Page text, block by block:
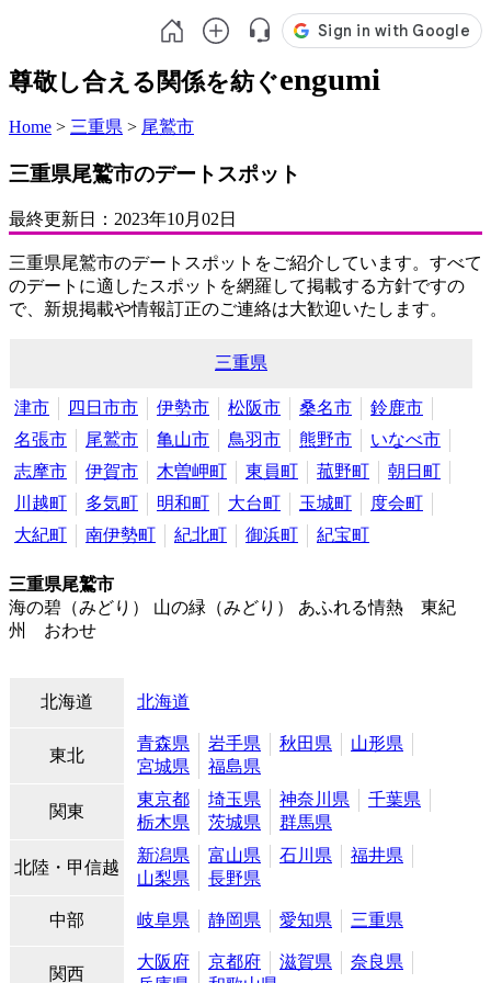
尊敬し合える関係を紡ぐengumi
Home > 三重県 > 尾鷲市
三重県尾鷲市のデートスポット
最終更新日： 2023年10月02日
三重県尾鷲市のデートスポットをご紹介しています。すべて
のデートに適したスポットを網羅して掲載する方針ですの
で、新規掲載や情報訂正のご連絡は大歓迎いたします。
三重県
津市 四日市市 伊勢市 松阪市 桑名市
鈴鹿市
名張市
尾鷲市 亀山市 鳥羽市 熊野市
いなべ市
志摩市
伊賀市 木曽岬町 東員町 菰野町
朝日町
川越町
多気町 明和町 大台町 玉城町
度会町
大紀町
南伊勢町 紀北町 御浜町 紀宝町
三重県尾鷲市
海の碧（みどり） 山の緑（みどり） あふれる情熱 東紀
州 おわせ
北海道 北海道
東北
青森県 岩手県 秋田県
山形県
宮城県
福島県
関東
東京都 埼玉県 神奈川県
千葉県
栃木県
茨城県 群馬県
北陸・甲信越
新潟県 富山県 石川県
福井県
山梨県
長野県
中部 岐阜県 静岡県 愛知県 三重県
関西
大阪府 京都府 滋賀県
奈良県